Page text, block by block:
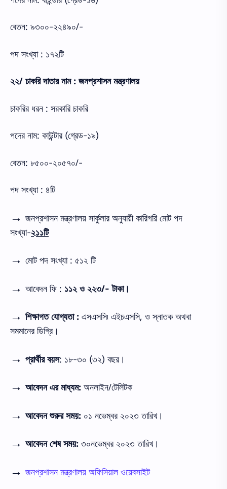
বেতন: ৯৩০০-২২৪৯০/-
পদ সংখ্যা : ১৭২টি
২২/ চাকরি দাতার নাম : জনপ্রশাসন মন্ত্রণালয়
চাকরির ধরন : সরকারি চাকরি
পদের নাম: কাউন্টার (গ্রেড-১৯)
বেতন: ৮৫০০-২০৫৭০/-
পদ সংখ্যা : ৪টি
→ জনপ্রশাসন মন্ত্রণালয় সার্কুলার অনুযায়ী কারিগরি মোট পদ
সংখ্যা-২১১টি
→ মোট পদ সংখ্যা : ৫১২ টি
→ আবেদন ফি : ১১২ ও ২২৩/- টাকা।
→ শিক্ষাগত যোগ্যতা : এসএসসি৷ এইচএসসি, ও স্নাতক অথবা
সমমানের ডিগ্রি।
→ প্রার্থীর বয়স: ১৮-৩০ (৩২) বছর।
→ আবেদন এর মাধ্যম: অনলাইন/টেলিটক
→ আবেদন শুরুর সময়: ০১ নভেম্বর ২০২৩ তারিখ।
→ আবেদন শেষ সময়: ৩০নভেম্বর ২০২৩ তারিখ।
→ জনপ্রশাসন মন্ত্রণালয় অফিসিয়াল ওয়েবসাইট